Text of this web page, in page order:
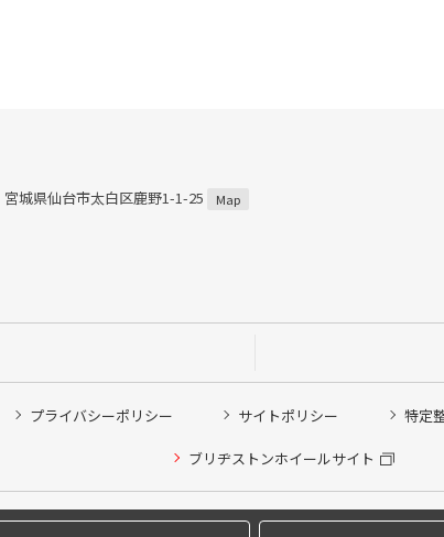
城県仙台市太白区鹿野1-1-25 Map
プライバシーポリシー サイトポリシー 特定
ブリヂストンホイールサイト
ット作業の予約
望のクローク契約会員の方はこちらを選択ください
はご利用いただけません